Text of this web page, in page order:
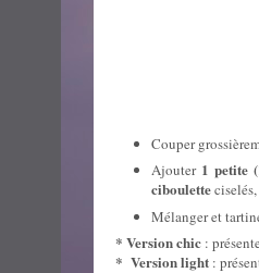
Couper
Ajouter 1 petite
ciboulette
Mélanger et
* Version chic :
* Version light :